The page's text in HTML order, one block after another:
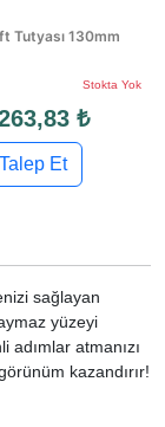
Tutyası 130mm
Stokta Yok
₺
Talep Et
sağlayan
yüzeyi
atmanızı
kazandırır!